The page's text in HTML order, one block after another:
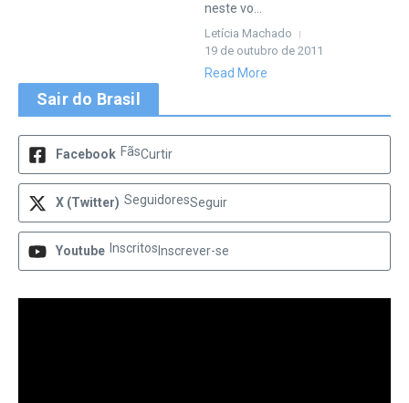
neste vo...
Letícia Machado
19 de outubro de 2011
Read More
Sair do Brasil
Facebook FãsCurtir
X (Twitter) SeguidoresSeguir
Youtube Inscritos Inscrever-se